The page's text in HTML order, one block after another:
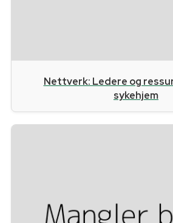
Nettverk: Ledere og
sykehjem